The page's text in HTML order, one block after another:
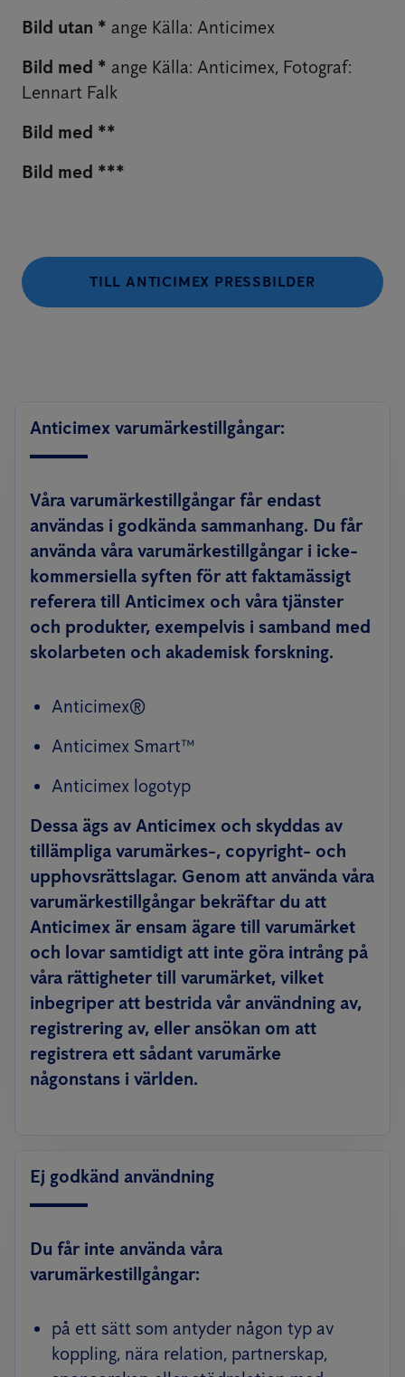
Bild utan * ange Källa: Anticimex
Bild med * ange Källa: Anticimex, Fotograf:
Lennart Falk
Bild med **
Bild med ***
TILL ANTICIMEX PRESSBILDER
Anticimex varumärkestillgångar:
Våra varumärkestillgångar får endast
användas i godkända sammanhang. Du får
använda våra varumärkestillgångar i icke-
kommersiella syften för att faktamässigt
referera till Anticimex och våra tjänster
och produkter, exempelvis i samband med
skolarbeten och akademisk forskning.
Anticimex®
Anticimex Smart™
Anticimex logotyp
Dessa ägs av Anticimex och skyddas av
tillämpliga varumärkes-, copyright- och
upphovsrättslagar. Genom att använda våra
varumärkestillgångar bekräftar du att
Anticimex är ensam ägare till varumärket
och lovar samtidigt att inte göra intrång på
våra rättigheter till varumärket, vilket
inbegriper att bestrida vår användning av,
registrering av, eller ansökan om att
registrera ett sådant varumärke
någonstans i världen.
Ej godkänd användning
Du får inte använda våra
varumärkestillgångar:
på ett sätt som antyder någon typ av
koppling, nära relation, partnerskap,